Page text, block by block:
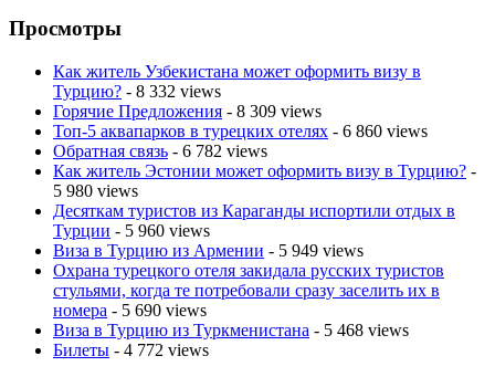
Просмотры
Как житель Узбекистана может оформить визу в
Турцию? - 8 332 views
Горячие Предложения - 8 309 views
Топ-5 аквапарков в турецких отелях - 6 860 views
Обратная связь - 6 782 views
Как житель Эстонии может оформить визу в Турцию? -
5 980 views
Десяткам туристов из Караганды испортили отдых в
Турции - 5 960 views
Виза в Турцию из Армении - 5 949 views
Охрана турецкого отеля закидала русских туристов
стульями, когда те потребовали сразу заселить их в
номера - 5 690 views
Виза в Турцию из Туркменистана - 5 468 views
Билеты - 4 772 views